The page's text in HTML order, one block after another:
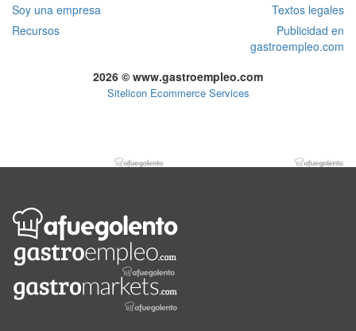
Soy una empresa
Textos legales
Recursos
Publicidad en
gastroempleo.com
2026 © www.gastroempleo.com
Sitelicon Ecommerce Services